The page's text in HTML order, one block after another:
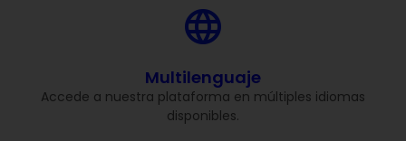
Multilenguaje
Accede a nuestra plataforma en múltiples idiomas
disponibles.